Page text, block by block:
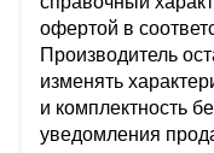
офертой в
Производитель
изменять
и комплектность
уведомления